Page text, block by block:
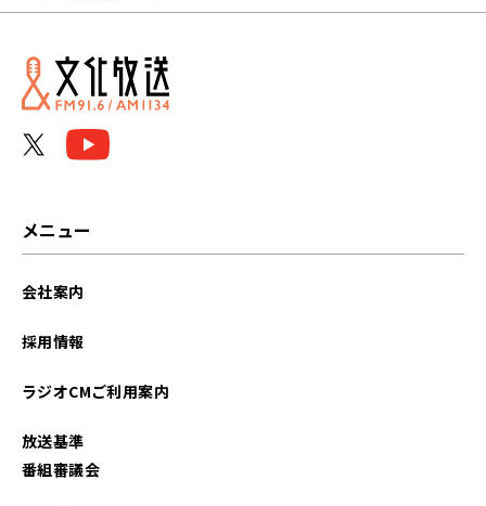
2024年08月
2023年02月
メニュー
会社案内
採用情報
ラジオCMご利用案内
放送基準
番組審議会